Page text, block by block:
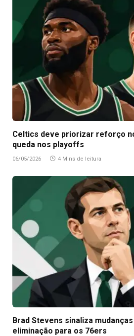
Celtics deve priorizar reforço
queda nos playoffs
06/05/2026 4 Mins de leitura
Brad Stevens sinaliza
eliminação para os 76ers